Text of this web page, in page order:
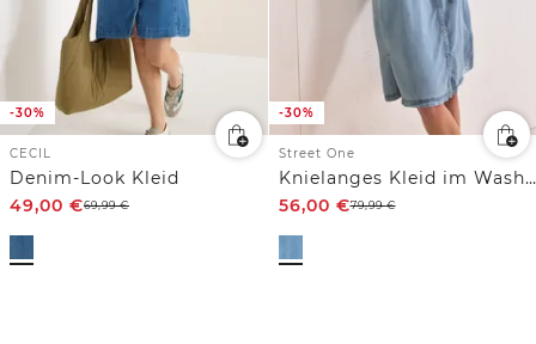
-30%
CECIL
Denim-Look Kleid
49,00 €69,99€
-30%
Street One
Knielanges Kleid im Washed-Look
56,00 €79,99€